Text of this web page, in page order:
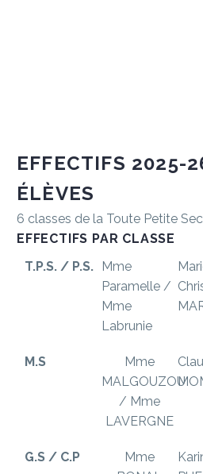
EFFECTIFS 2025-
ÉLÈVES
6 classes de la Toute Petite
EFFECTIFS PAR CLASSE
T.P.S. / P.S.
Mme
Paramelle /
Mme
Labrunie
M.S
Mme
MALGOUZOU
/ Mme
LAVERGNE
G.S / C.P
Mme